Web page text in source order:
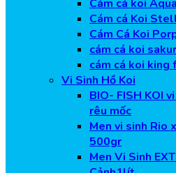
Cám cá koi
Cám cá Koi
Cám Cá Koi
cám cá koi
cám cá koi king
Vi Sinh Hồ Koi
BIO- FISH KOI
rêu mốc
Men vi sinh Rio
500gr
Men Vi Sinh